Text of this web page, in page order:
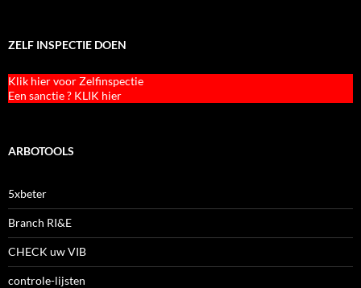
ZELF INSPECTIE DOEN
Klik hier voor Zelfinspectie
Een sanctie ? KLIK hier
ARBOTOOLS
5xbeter
Branch RI&E
CHECK uw VIB
controle-lijsten